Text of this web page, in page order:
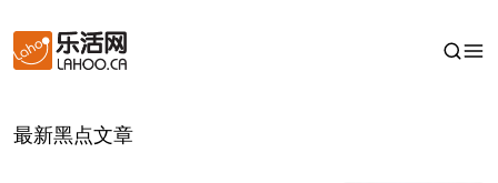
最新黑点文章